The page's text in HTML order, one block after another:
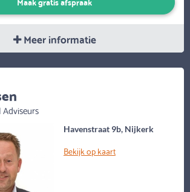
Meer informatie
Havenstraat 9b, Nijkerk
Bekijk op kaart